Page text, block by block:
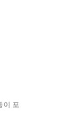
이 포